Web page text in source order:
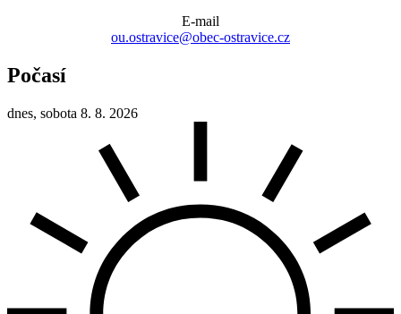
E-mail
ou.ostravice@obec-ostravice.cz
Počasí
dnes, sobota 8. 8. 2026